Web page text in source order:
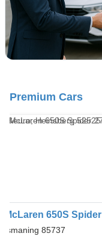
Premium Cars
McLaren 650S Spider
Ismaning 85737